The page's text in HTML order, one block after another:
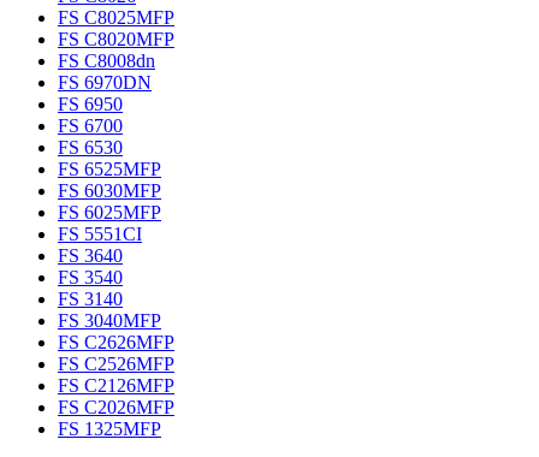
FS C8025MFP
FS C8020MFP
FS C8008dn
FS 6970DN
FS 6950
FS 6700
FS 6530
FS 6525MFP
FS 6030MFP
FS 6025MFP
FS 5551CI
FS 3640
FS 3540
FS 3140
FS 3040MFP
FS C2626MFP
FS C2526MFP
FS C2126MFP
FS C2026MFP
FS 1325MFP